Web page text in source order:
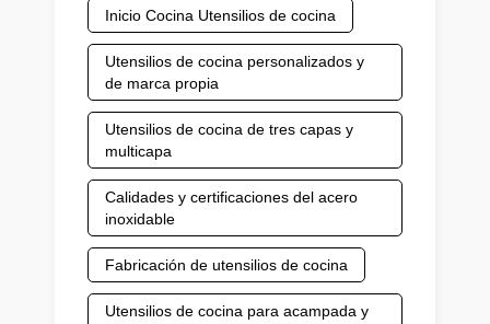
Inicio Cocina Utensilios de cocina
Utensilios de cocina personalizados y
de marca propia
Utensilios de cocina de tres capas y
multicapa
Calidades y certificaciones del acero
inoxidable
Fabricación de utensilios de cocina
Utensilios de cocina para acampada y